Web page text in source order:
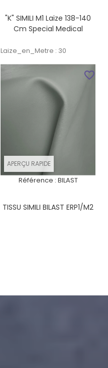
"K" SIMILI M1 Laize 138-140
Cm Special Medical
Laize_en_Metre : 30
APERÇU RAPIDE
Référence : BILAST
TISSU SIMILI BILAST ERP1/M2
favorite_border